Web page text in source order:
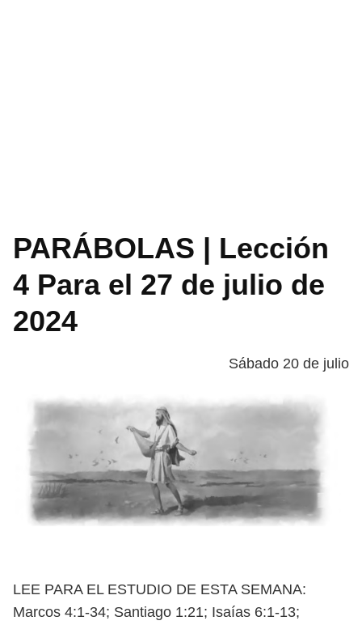
PARÁBOLAS | Lección
4 Para el 27 de julio de
2024
Sábado 20 de julio
LEE PARA EL ESTUDIO DE ESTA SEMANA:
Marcos 4:1-34; Santiago 1:21; Isaías 6:1-13;